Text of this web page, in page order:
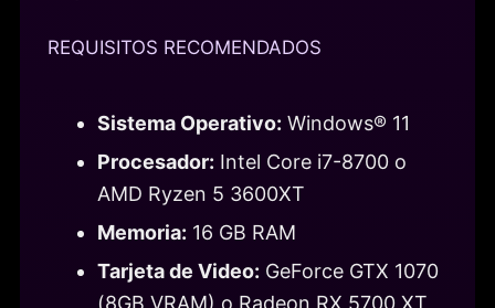
REQUISITOS RECOMENDADOS
Sistema Operativo: Windows® 11
Procesador: Intel Core i7-8700 o
AMD Ryzen 5 3600XT
Memoria: 16 GB RAM
Tarjeta de Video: GeForce GTX 1070
(8GB VRAM) o Radeon RX 5700 XT